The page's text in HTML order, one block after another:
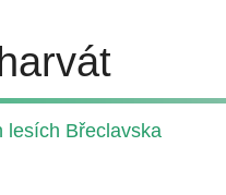
lesích Břeclavska